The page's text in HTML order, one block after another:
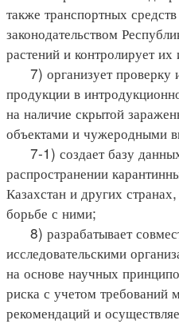
также транспортных
законодательством
растений и контролирует их
7) организует проверку
продукции в
на наличие скрытой
объектами и чужеродными
7-1) создает базу
распространении
Казахстан и других
борьбе с ними;
8) разрабатывает
исследовательскими
на основе научных
риска с учетом
рекомендаций и